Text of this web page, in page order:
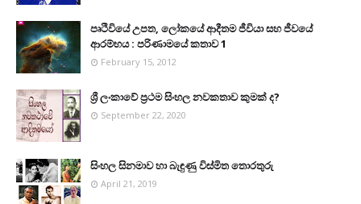
පෘථිවියේ උපත, ලෝකයේ ආදීතම ජීවියා සහ ජීවයේ
ආරම්භය : පරිණාමයේ කතාව 1
February 15, 2012
ශ්‍රී ලංකාවේ ප්‍රථම සිංහල නවකතාව කුමක් ද?
September 22, 2020
සිංහල සිනමාව හා බැඳුණු විස්මිත තොරතුරු
April 21, 2019